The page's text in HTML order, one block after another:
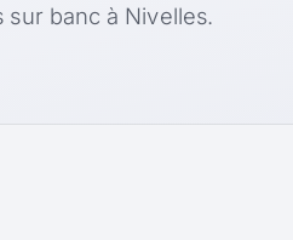
sur banc à Nivelles.